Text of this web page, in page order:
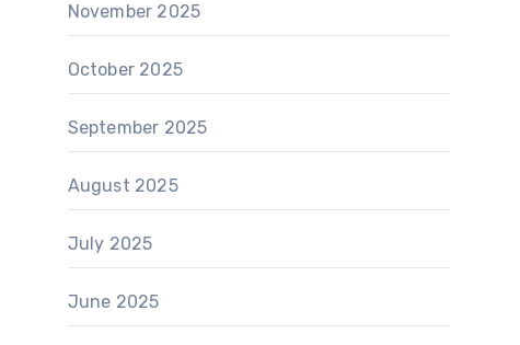
November 2025
October 2025
September 2025
August 2025
July 2025
June 2025